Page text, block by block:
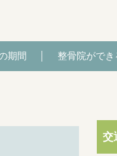
期間 整骨院ができ
交